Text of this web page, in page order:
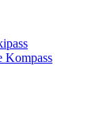
Kompass